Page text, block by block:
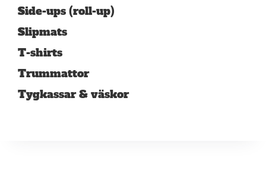
Side-ups (roll-up)
Slipmats
T-shirts
Trummattor
Tygkassar & väskor